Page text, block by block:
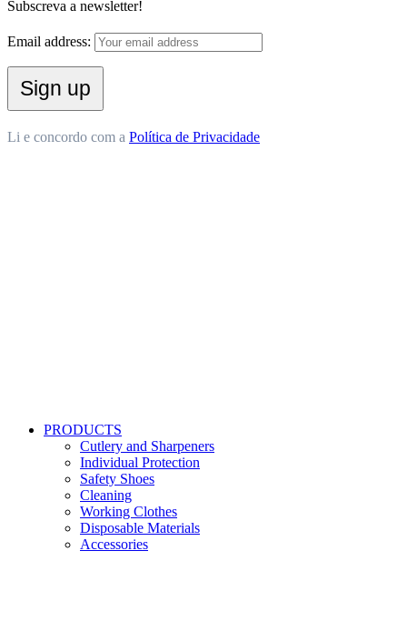
Subscreva a newsletter!
Email address:
Li e concordo com a Política de Privacidade
PRODUCTS
Cutlery and Sharpeners
Individual Protection
Safety Shoes
Cleaning
Working Clothes
Disposable Materials
Accessories